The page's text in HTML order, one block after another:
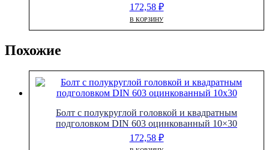
172,58 ₽
В КОРЗИНУ
Похожие
Болт с полукруглой головкой и квадратным
подголовком DIN 603 оцинкованный 10×30
172,58 ₽